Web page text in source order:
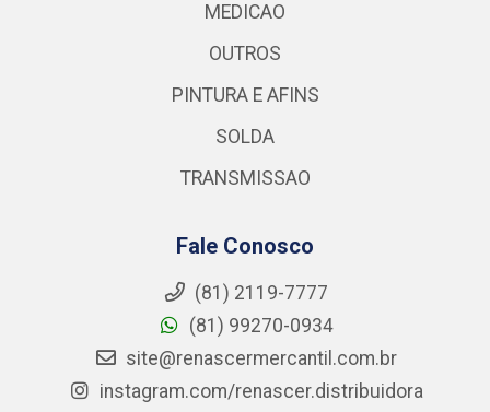
MEDICAO
OUTROS
PINTURA E AFINS
SOLDA
TRANSMISSAO
Fale Conosco
(81) 2119-7777
(81) 99270-0934
site@renascermercantil.com.br
instagram.com/renascer.distribuidora